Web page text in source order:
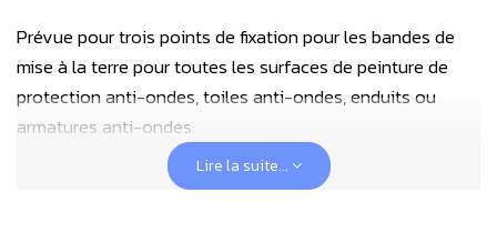
Prévue pour trois points de fixation pour les bandes de
mise à la terre pour toutes les surfaces de peinture de
protection anti-ondes, toiles anti-ondes, enduits ou
armatures anti-ondes.
Cette plaque murale est livrée avec un cache de
Lire la suite...